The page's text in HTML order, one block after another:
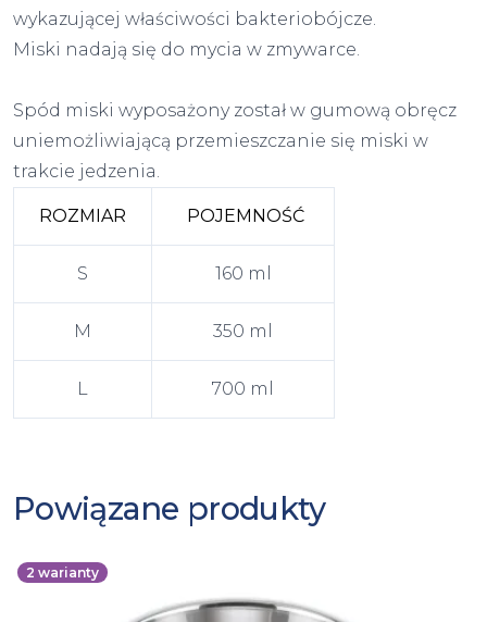
wykazującej właściwości bakteriobójcze.
Miski nadają się do mycia w zmywarce.
Spód miski wyposażony został w gumową obręcz
uniemożliwiającą przemieszczanie się miski w
trakcie jedzenia.
ROZMIAR POJEMNOŚĆ
S 160 ml
M 350 ml
L 700 ml
Powiązane produkty
2 warianty